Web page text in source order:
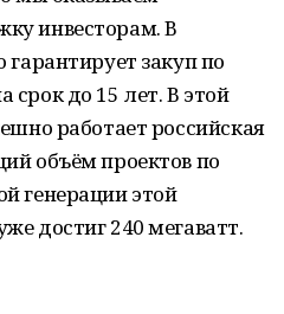
инвесторам. В
гарантирует закуп по
срок до 15 лет. В этой
работает российская
объём проектов по
генерации этой
достиг 240 мегаватт.